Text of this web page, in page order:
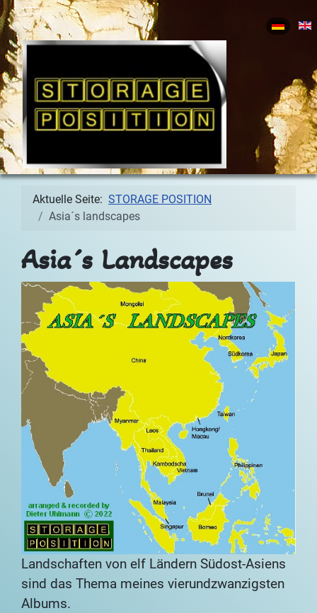
Sprache
Aktuelle Seite: STORAGE POSITION
Asia´s landscapes
Asia´s Landscapes
Landschaften von elf Ländern Südost-Asiens
sind das Thema meines vierundzwanzigsten
Albums.